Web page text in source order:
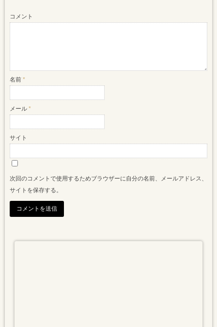
コメント
名前 *
メール *
サイト
次回のコメントで使用するためブラウザーに自分の名前、メールアドレス、
サイトを保存する。